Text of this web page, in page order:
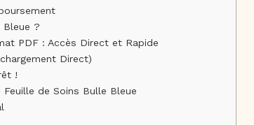
Bleue ?
PDF : Accès Direct et Rapide
Direct)
!
de Soins Bulle Bleue